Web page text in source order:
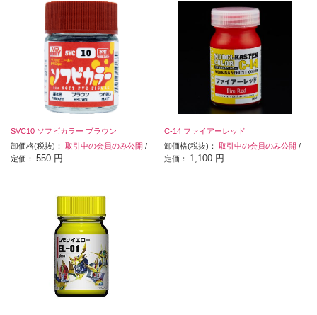
SVC10 ソフビカラー ブラウン
卸価格(税抜)： 取引中の会員のみ公開 /
定価： 550 円
C-14 ファイアーレッド
卸価格(税抜)：取引中の会員のみ公開 /
定価： 1,100 円